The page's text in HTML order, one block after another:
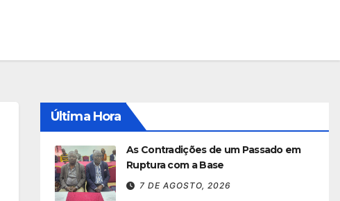
Última Hora
As Contradições de um Passado em
Ruptura com a Base
7 DE AGOSTO, 2026